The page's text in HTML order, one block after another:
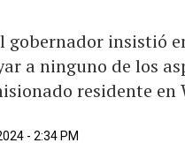
gobernador insistió
a ninguno de los
residente en
- 2:34 PM